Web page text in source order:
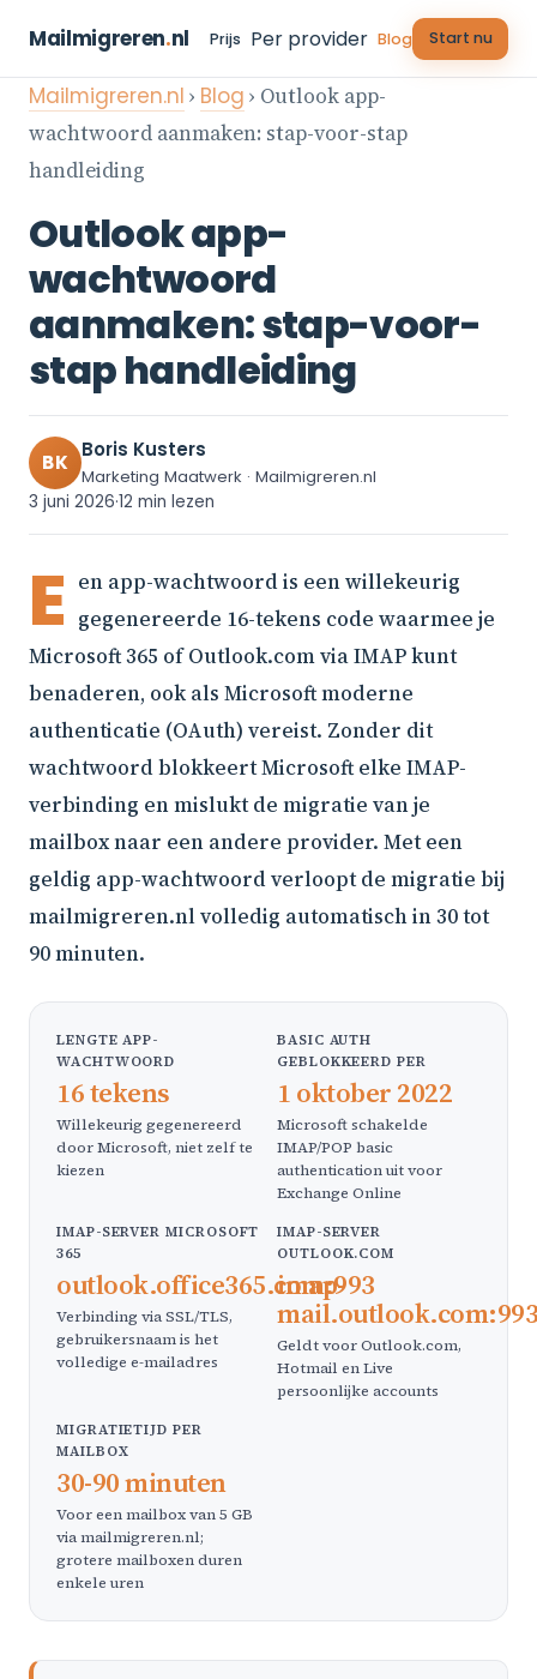
Mailmigreren.nl Prijs Per provider Blog Start nu
Mailmigreren.nl › Blog › Outlook app-
wachtwoord aanmaken: stap-voor-stap
handleiding
Outlook app-
wachtwoord
aanmaken: stap-voor-
stap handleiding
BK Boris Kusters
Marketing Maatwerk · Mailmigreren.nl
3 juni 2026·12 min lezen
E en app-wachtwoord is een willekeurig
gegenereerde 16-tekens code waarmee je
Microsoft 365 of Outlook.com via IMAP kunt
benaderen, ook als Microsoft moderne
authenticatie (OAuth) vereist. Zonder dit
wachtwoord blokkeert Microsoft elke IMAP-
verbinding en mislukt de migratie van je
mailbox naar een andere provider. Met een
geldig app-wachtwoord verloopt de migratie bij
mailmigreren.nl volledig automatisch in 30 tot
90 minuten.
LENGTE APP-
WACHTWOORD
16 tekens
Willekeurig gegenereerd
door Microsoft, niet zelf te
kiezen
BASIC AUTH
GEBLOKKEERD PER
1 oktober 2022
Microsoft schakelde
IMAP/POP basic
authentication uit voor
Exchange Online
IMAP-SERVER MICROSOFT
365
outlook.office365.com:993
Verbinding via SSL/TLS,
gebruikersnaam is het
volledige e-mailadres
IMAP-SERVER
OUTLOOK.COM
imap-
mail.outlook.com:993
Geldt voor Outlook.com,
Hotmail en Live
persoonlijke accounts
MIGRATIETIJD PER
MAILBOX
30-90 minuten
Voor een mailbox van 5 GB
via mailmigreren.nl;
grotere mailboxen duren
enkele uren